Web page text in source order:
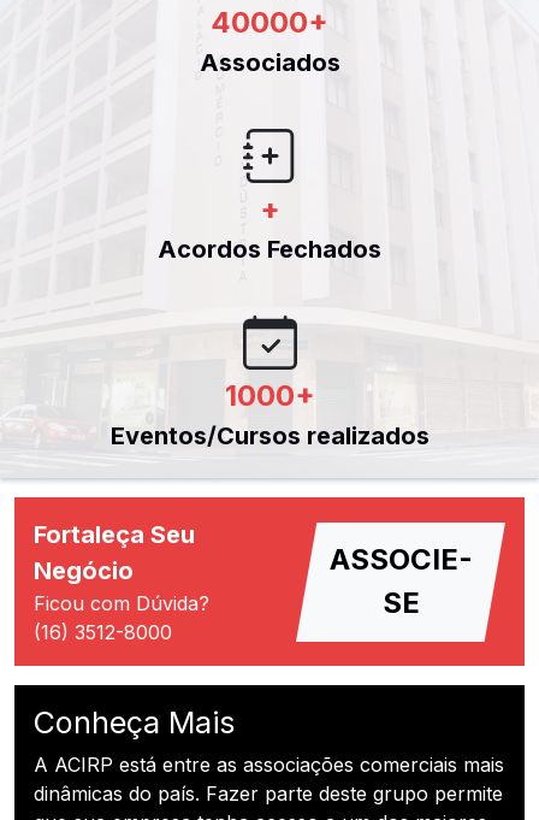
40000+
Associados
+
Acordos Fechados
1000+
Eventos/Cursos realizados
Fortaleça Seu
Negócio
Ficou com Dúvida?
(16) 3512-8000
ASSOCIE-
SE
Conheça Mais
A ACIRP está entre as associações comerciais mais
dinâmicas do país. Fazer parte deste grupo permite